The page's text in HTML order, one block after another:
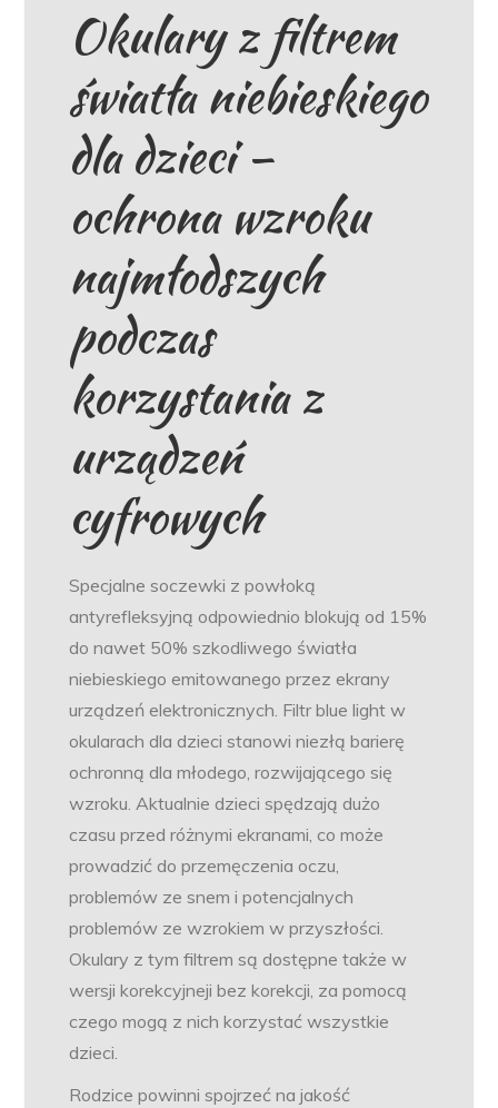
Okulary z filtrem
światła niebieskiego
dla dzieci –
ochrona wzroku
najmłodszych
podczas
korzystania z
urządzeń
cyfrowych
Specjalne soczewki z powłoką
antyrefleksyjną odpowiednio blokują od 15%
do nawet 50% szkodliwego światła
niebieskiego emitowanego przez ekrany
urządzeń elektronicznych. Filtr blue light w
okularach dla dzieci stanowi niezłą barierę
ochronną dla młodego, rozwijającego się
wzroku. Aktualnie dzieci spędzają dużo
czasu przed różnymi ekranami, co może
prowadzić do przemęczenia oczu,
problemów ze snem i potencjalnych
problemów ze wzrokiem w przyszłości.
Okulary z tym filtrem są dostępne także w
wersji korekcyjneji bez korekcji, za pomocą
czego mogą z nich korzystać wszystkie
dzieci.
Rodzice powinni spojrzeć na jakość